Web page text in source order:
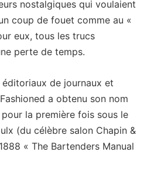
nostalgiques qui voulaient
coup de fouet comme au «
eux, tous les trucs
perte de temps.
éditoriaux de journaux et
a obtenu son nom
la première fois sous le
(du célèbre salon Chapin &
« The Bartenders Manual